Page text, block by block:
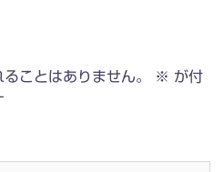
ことはありません。 ※ が付